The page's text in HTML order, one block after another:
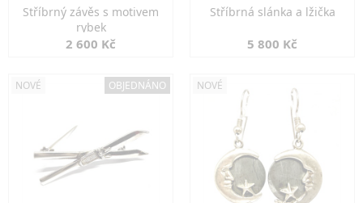
Stříbrný závěs s motivem
rybek
2 600 Kč
Stříbrná slánka a lžička
5 800 Kč
NOVÉ OBJEDNÁNO NOVÉ